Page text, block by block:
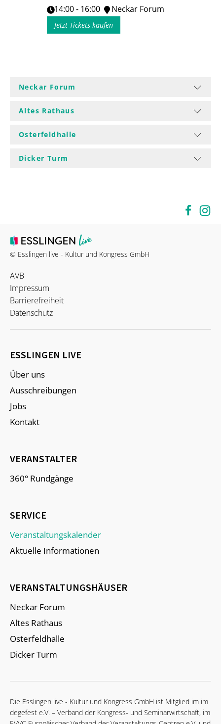
14:00 - 16:00
Neckar Forum
Jetzt Tickets kaufen
Neckar Forum
Altes Rathaus
Osterfeldhalle
Dicker Turm
© Esslingen live - Kultur und Kongress GmbH
AVB
Impressum
Barrierefreiheit
Datenschutz
ESSLINGEN LIVE
Über uns
Ausschreibungen
Jobs
Kontakt
VERANSTALTER
360° Rundgänge
SERVICE
Veranstaltungskalender
Aktuelle Informationen
VERANSTALTUNGSHÄUSER
Neckar Forum
Altes Rathaus
Osterfeldhalle
Dicker Turm
Die Esslingen live - Kultur und Kongress GmbH ist Mitglied im im
degefest e.V. – Verband der Kongress- und Seminarwirtschaft, im